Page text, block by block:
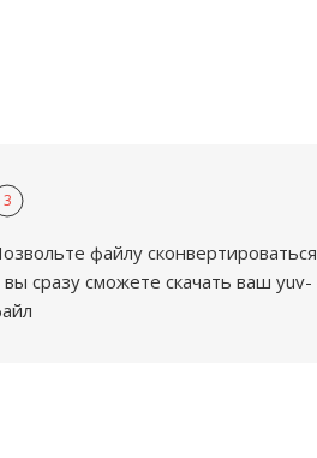
3
файлу сконвертироваться
вы сразу сможете скачать ваш yuv-